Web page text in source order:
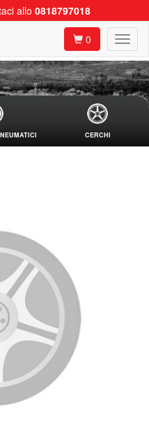
allo 0818797018
0
CERCHI